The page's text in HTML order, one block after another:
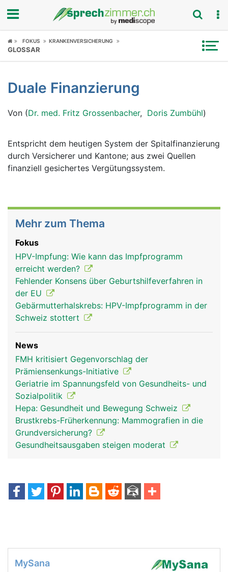
Fokus
Symptome
Untersuchungen
News
Ratgeber
FOKUS KRANKENVERSICHERUNG
GLOSSAR
Duale Finanzierung
Von (Dr. med. Fritz Grossenbacher, Doris Zumbühl)
Entspricht dem heutigen System der Spitalfinanzierung
durch Versicherer und Kantone; aus zwei Quellen
finanziell gesichertes Vergütungssystem.
Mehr zum Thema
Fokus
HPV-Impfung: Wie kann das Impfprogramm
erreicht werden?
Fehlender Konsens über Geburtshilfeverfahren in
der EU
Gebärmutterhalskrebs: HPV-Impfprogramm in der
Schweiz stottert
News
FMH kritisiert Gegenvorschlag der
Prämiensenkungs-Initiative
Geriatrie im Spannungsfeld von Gesundheits- und
Sozialpolitik
Hepa: Gesundheit und Bewegung Schweiz
Brustkrebs-Früherkennung: Mammografien in die
Grundversicherung?
Gesundheitsausgaben steigen moderat
MySana